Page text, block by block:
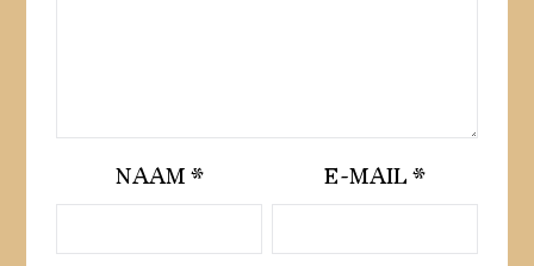
NAAM* E-MAIL*